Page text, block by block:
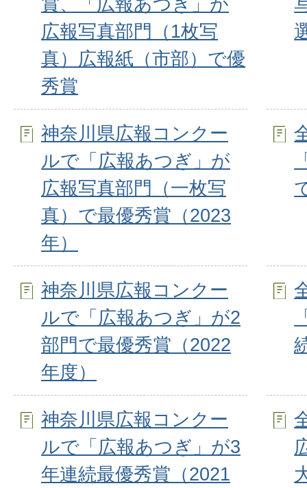
広報写真部門（1枚写
真）広報紙（市部）で優
秀賞
神奈川県広報コンクー
ルで「広報あつぎ」が
広報写真部門（一枚写
真）で最優秀賞（2023
年）
神奈川県広報コンクー
ルで「広報あつぎ」が2
部門で最優秀賞（2022
年度）
神奈川県広報コンクー
ルで「広報あつぎ」が3
年連続最優秀賞（2021